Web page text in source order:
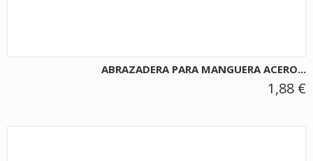
ABRAZADERA PARA MANGUERA ACERO...
1,88 €